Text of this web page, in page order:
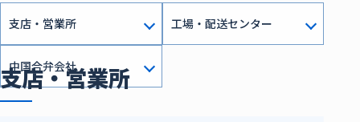
支店・営業所 工場・配送センター
中国合弁会社
支店・営業所